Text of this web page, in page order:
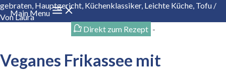
Main Menu
gebraten, Hauptgericht, Küchenklassiker, Leichte Küche, Tofu /
VonLaura
Direkt zum Rezept -
Veganes Frikassee mit